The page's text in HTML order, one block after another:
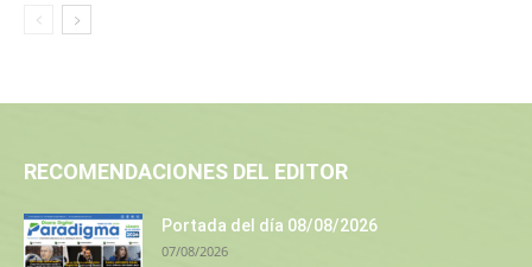
RECOMENDACIONES DEL EDITOR
Portada del día 08/08/2026
07/08/2026